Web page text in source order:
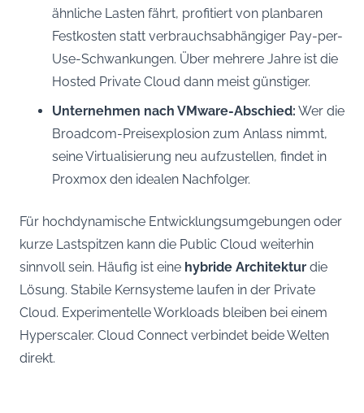
ähnliche Lasten fährt, profitiert von planbaren
Festkosten statt verbrauchsabhängiger Pay-per-
Use-Schwankungen. Über mehrere Jahre ist die
Hosted Private Cloud dann meist günstiger.
Unternehmen nach VMware-Abschied: Wer die
Broadcom-Preisexplosion zum Anlass nimmt,
seine Virtualisierung neu aufzustellen, findet in
Proxmox den idealen Nachfolger.
Für hochdynamische Entwicklungsumgebungen oder
kurze Lastspitzen kann die Public Cloud weiterhin
sinnvoll sein. Häufig ist eine hybride Architektur die
Lösung. Stabile Kernsysteme laufen in der Private
Cloud. Experimentelle Workloads bleiben bei einem
Hyperscaler. Cloud Connect verbindet beide Welten
direkt.